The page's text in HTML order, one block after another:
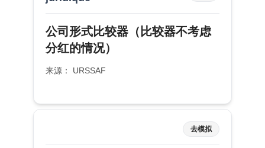
公司形式比较器（比较器不考虑
分红的情况）
来源： URSSAF
去模拟